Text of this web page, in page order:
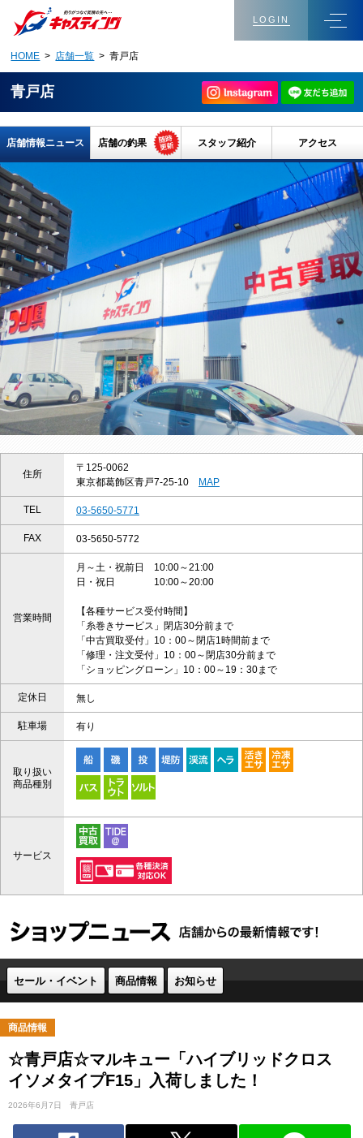
LOGIN
HOME > 店舗一覧 > 青戸店
青戸店
店舗情報ニュース 店舗の釣果 スタッフ紹介 アクセス
住所
〒125-0062
東京都葛飾区青戸7-25-10
MAP
TEL 03-5650-5771
FAX 03-5650-5772
営業時間
月～土・祝前日 10:00～21:00
日・祝日 10:00～20:00
【各種サービス受付時間】
「糸巻きサービス」閉店30分前まで
「中古買取受付」10：00～閉店1時間前まで
「修理・注文受付」10：00～閉店30分前まで
「ショッピングローン」10：00～19：30まで
定休日 無し
駐車場 有り
取り扱い
商品種別
サービス
セール・イベント 商品情報 お知らせ
商品情報
☆青戸店☆マルキュー「ハイブリッドクロス
イソメタイプF15」入荷しました！
2026年6月7日 青戸店